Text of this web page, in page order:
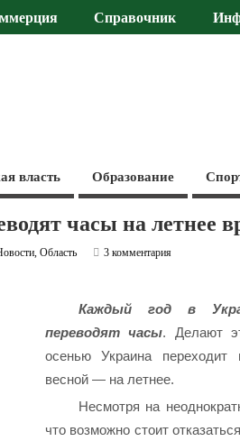
Справочник
власть Образование
часы на летнее
,Область
3 комментария
Каждый год в
переводят часы. Делают
осенью Украина
весной — на летнее.
Несмотря на
что возможно стоит